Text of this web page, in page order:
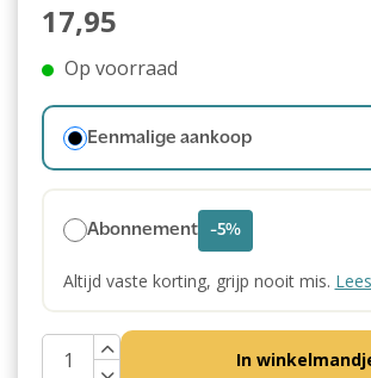
17,95
Op voorraad
Eenmalige aankoop
Abonnement -5%
Altijd vaste korting, grijp nooit mis.
In